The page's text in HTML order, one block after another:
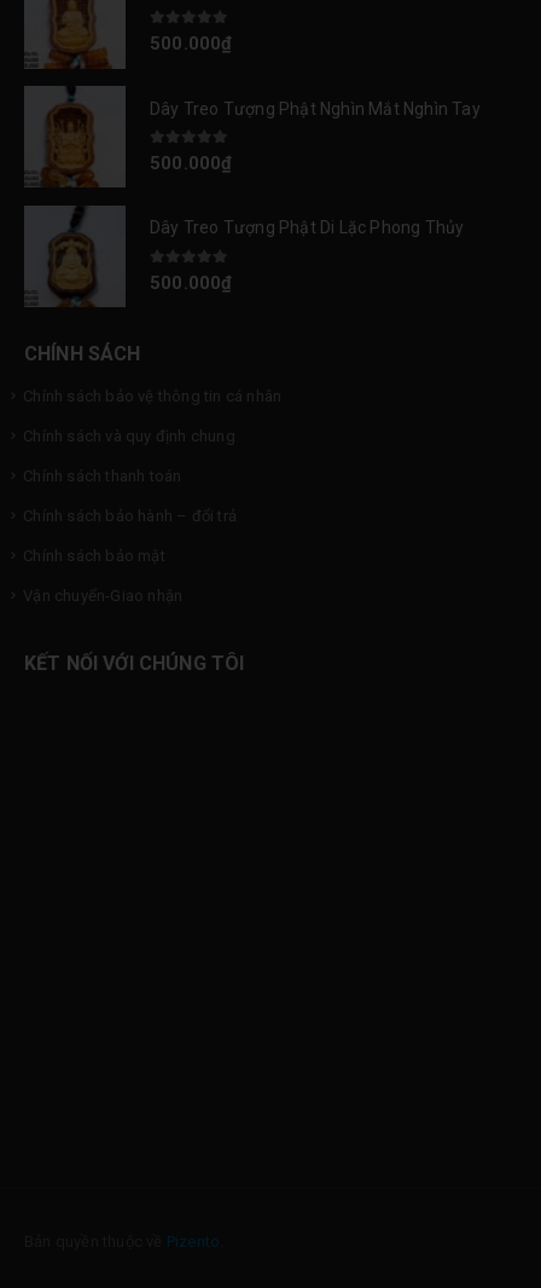
0out of 5
500.000₫
Dây Treo Tượng Phật Nghìn Mắt Nghìn Tay
0out of 5
500.000₫
Dây Treo Tượng Phật Di Lặc Phong Thủy
0out of 5
500.000₫
CHÍNH SÁCH
Chính sách bảo vệ thông tin cá nhân
Chính sách và quy định chung
Chính sách thanh toán
Chính sách bảo hành – đổi trả
Chính sách bảo mật
Vận chuyển-Giao nhận
KẾT NỐI VỚI CHÚNG TÔI
Pizento